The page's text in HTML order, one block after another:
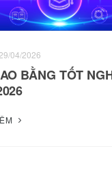
29/04/2026
BẰNG TỐT